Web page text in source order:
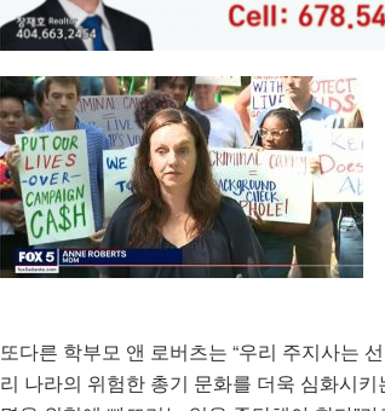
또다른 학부모 앤 로버츠는 “우리 주지사는
리 나라의 위험한 총기 문화를 더욱 심화시